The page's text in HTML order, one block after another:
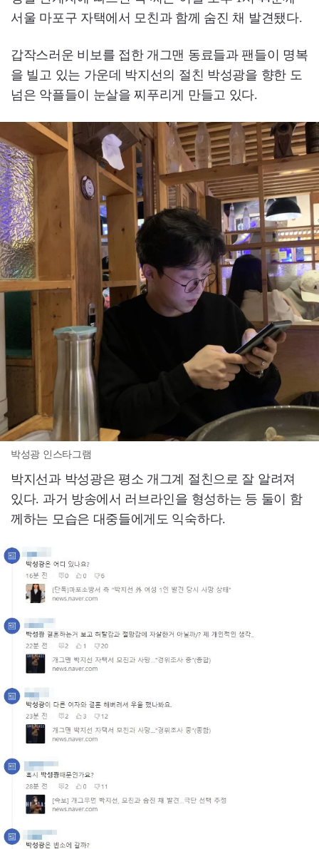
서울 마포구 자택에서 모친과 함께 숨진 채 발견됐다.
갑작스러운 비보를 접한 개그맨 동료들과 팬들이 명복
을 빌고 있는 가운데 박지선의 절친 박성광을 향한 도
넘은 악플들이 눈살을 찌푸리게 만들고 있다.
박성광 인스타그램
박지선과 박성광은 평소 개그계 절친으로 잘 알려져
있다. 과거 방송에서 러브라인을 형성하는 등 둘이 함
께하는 모습은 대중들에게도 익숙하다.